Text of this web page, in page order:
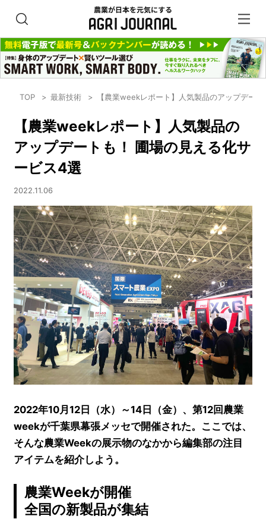
TOP 最新技術 【農業weekレポート】人気製品のアップデー
【農業weekレポート】人気製品の
アップデートも！ 圃場の見える化サ
ービス4選
2022.11.06
2022年10月12日（水）～14日（金）、第12回農業
weekが千葉県幕張メッセで開催された。ここでは、
そんな農業Weekの展示物のなかから編集部の注目
アイテムを紹介しよう。
農業Weekが開催
全国の新製品が集結